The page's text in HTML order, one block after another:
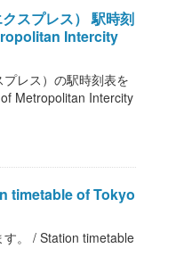
スプレス） 駅時刻
Intercity
レス）の駅時刻表を
Metropolitan Intercity
timetable of Tokyo
。 / Station timetable